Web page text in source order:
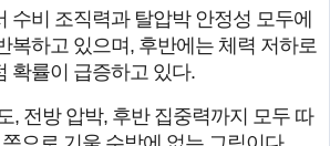
수비 조직력과 탈압박 안정성 모두에
복하고 있으며, 후반에는 체력 저하로
확률이 급증하고 있다.
, 전방 압박, 후반 집중력까지 모두 따